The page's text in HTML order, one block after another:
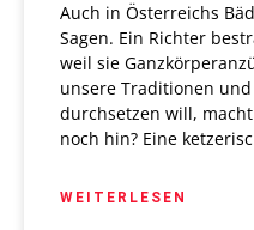
Auch in Österreichs
Sagen. Ein Richter
weil sie
unsere Traditionen
durchsetzen will,
noch hin? Eine
WEITERLESEN